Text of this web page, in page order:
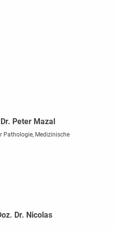
Peter Mazal
Pathologie, Medizinische
Dr. Nicolas